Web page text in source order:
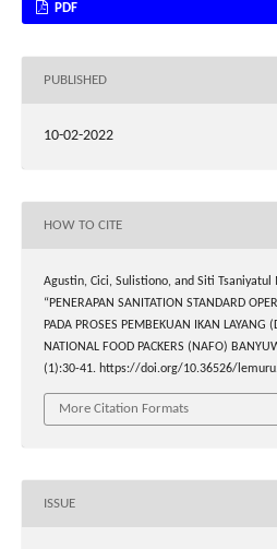
PDF
PUBLISHED
10-02-2022
HOW TO CITE
Agustin, Cici, Sulistiono, and Siti
“PENERAPAN SANITATION STANDARD
PADA PROSES PEMBEKUAN IKAN LAYANG
NATIONAL FOOD PACKERS (NAFO)
(1):30-41. https://doi.org/10.36526/
More Citation Formats
ISSUE